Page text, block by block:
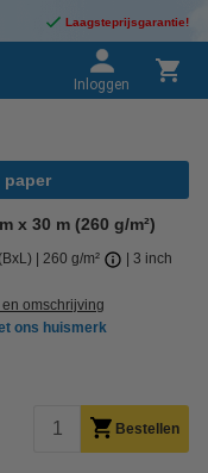
Laagsteprijsgarantie!
Inloggen
x 30 m (260 g/m²)
260 g/m² 3 inch
omschrijving
ons huismerk
Bestellen